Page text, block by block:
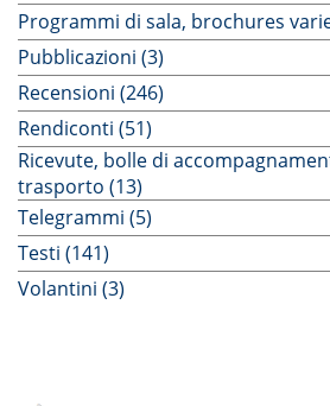
Programmi di sala, brochures
Pubblicazioni (3)
Recensioni (246)
Rendiconti (51)
Ricevute, bolle di
trasporto (13)
Telegrammi (5)
Testi (141)
Volantini (3)